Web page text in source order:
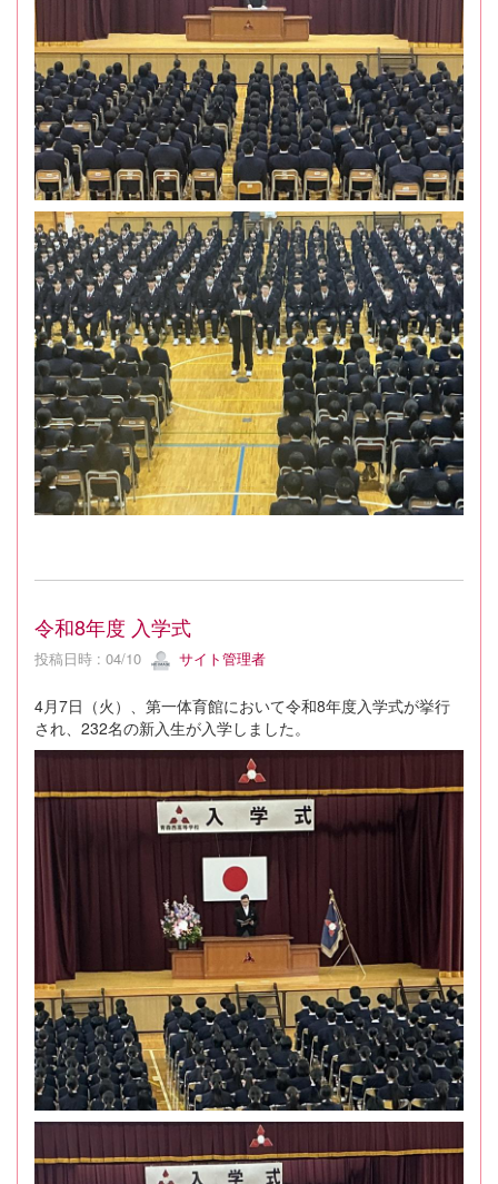
令和8年度 入学式
投稿日時 : 04/10 サイト管理者
4月7日（火）、第一体育館において令和8年度入学式が挙行
され、232名の新入生が入学しました。